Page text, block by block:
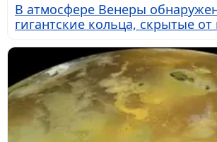
В атмосфере Венеры
гигантские кольца, скрытые от